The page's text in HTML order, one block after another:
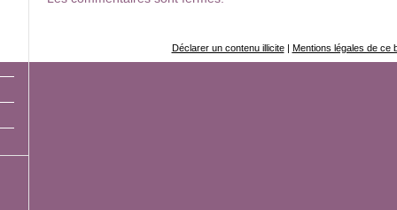
Déclarer un contenu illicite| Mentions légales de ce